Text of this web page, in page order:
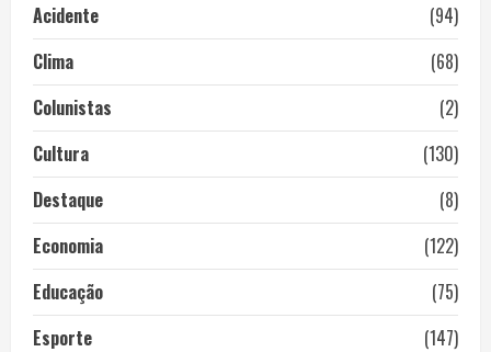
Acidente
(94)
Clima
(68)
Colunistas
(2)
Cultura
(130)
Destaque
(8)
Economia
(122)
Educação
(75)
Esporte
(147)